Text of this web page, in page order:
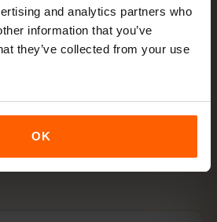
and analytics partners who
information that you’ve
they’ve collected from your use
OK
クティベーション
を
有効化
物理SIMカードは不要です。